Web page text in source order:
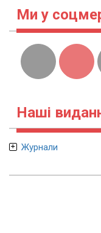
Ми у
Наші
Журнали